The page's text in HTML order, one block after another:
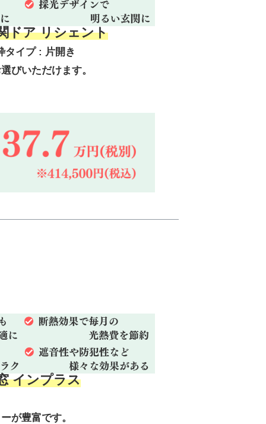
ドア リシェント
イプ : 片開き
びいただけます。
インプラス
が豊富です。